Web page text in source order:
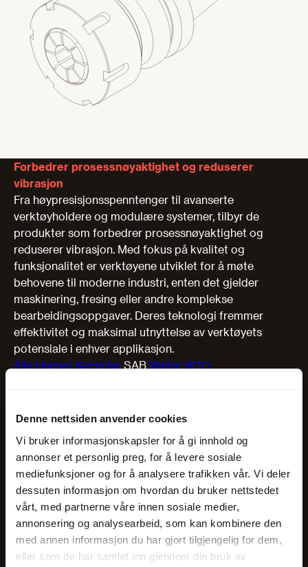
Denne nettsiden anvender cookies
Vi bruker informasjonskapsler for å gi innhold og
annonser et personlig preg, for å levere sosiale
mediefunksjoner og for å analysere trafikken vår. Vi deler
dessuten informasjon om hvordan du bruker nettstedet
vårt, med partnerne våre innen sosiale medier,
annonsering og analysearbeid, som kan kombinere den
med annen informasjon du har gjort tilgjengelig for dem,
eller som de har samlet inn gjennom din bruk av
Forbedrer prosessnøyaktighet og reduserer
vibrasjon
Fra høypresisjonsspenntenger til avanserte
verktøyholdere og modulære systemer, tilbyr de
produkter som forbedrer prosessnøyaktighet og
reduserer vibrasjon. Med fokus på kvalitet og
funksjonalitet er verktøyene utviklet for å møte
behovene til moderne industri, enten det gjelder
maskinering, fresing eller andre komplekse
bearbeidingsoppgaver. Deres teknologi fremmer
effektivitet og maksimal utnyttelse av verktøyets
potensiale i enhver applikasjon.
Alle Haimer Kemmler SAB Walter WTO
HaimerSAB
Standard holdere
Leverandører
HaimerSAB